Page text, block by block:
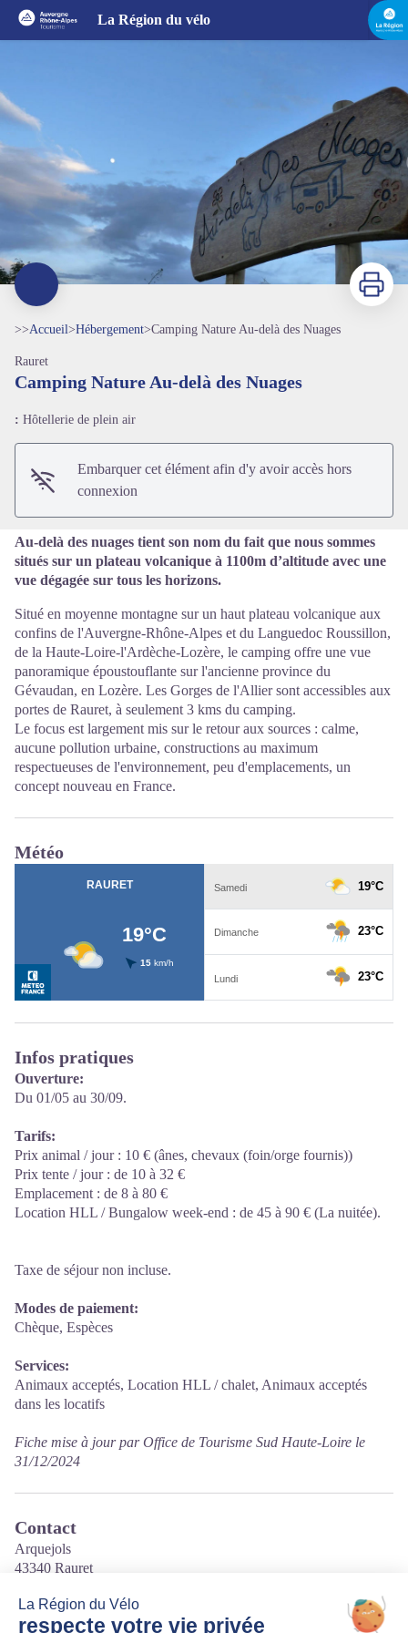
La Région du vélo
Imprimer
>>Accueil>Hébergement>Camping Nature Au-delà des Nuages
Rauret
Camping Nature Au-delà des Nuages
: Hôtellerie de plein air
Embarquer cet élément afin d'y avoir accès hors
connexion
Au-delà des nuages tient son nom du fait que nous sommes
situés sur un plateau volcanique à 1100m d’altitude avec une
vue dégagée sur tous les horizons.
Situé en moyenne montagne sur un haut plateau volcanique aux
confins de l'Auvergne-Rhône-Alpes et du Languedoc Roussillon,
de la Haute-Loire-l'Ardèche-Lozère, le camping offre une vue
panoramique époustouflante sur l'ancienne province du
Gévaudan, en Lozère. Les Gorges de l'Allier sont accessibles aux
portes de Rauret, à seulement 3 kms du camping.
Le focus est largement mis sur le retour aux sources : calme,
aucune pollution urbaine, constructions au maximum
respectueuses de l'environnement, peu d'emplacements, un
concept nouveau en France.
Météo
Infos pratiques
Ouverture:
Du 01/05 au 30/09.
Tarifs:
Prix animal / jour : 10 € (ânes, chevaux (foin/orge fournis))
Prix tente / jour : de 10 à 32 €
Emplacement : de 8 à 80 €
Location HLL / Bungalow week-end : de 45 à 90 € (La nuitée).
Taxe de séjour non incluse.
Modes de paiement:
Chèque, Espèces
Services:
Animaux acceptés, Location HLL / chalet, Animaux acceptés
dans les locatifs
Fiche mise à jour par Office de Tourisme Sud Haute-Loire le
31/12/2024
Contact
Arquejols
43340 Rauret
Courriel: